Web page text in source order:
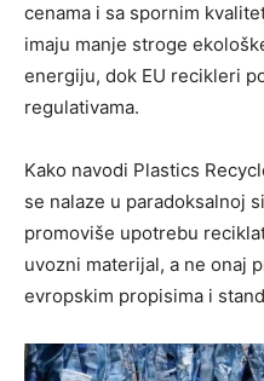
cenama i sa spornim
imaju manje stroge
energiju, dok EU recikleri
regulativama.
Kako navodi Plastics
se nalaze u paradoksalnoj
promoviše upotrebu
uvozni materijal, a ne onaj
evropskim propisima i